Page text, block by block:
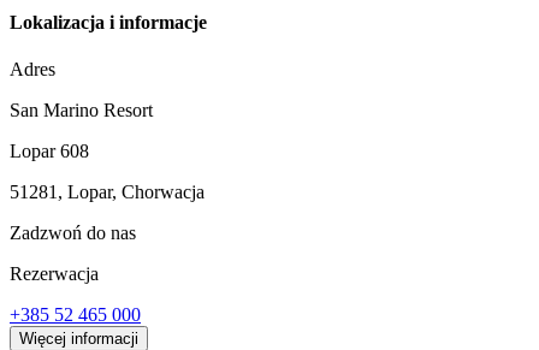
Lokalizacja i informacje
Adres
San Marino Resort
Lopar 608
51281, Lopar, Chorwacja
Zadzwoń do nas
Rezerwacja
+385 52 465 000
Więcej informacji